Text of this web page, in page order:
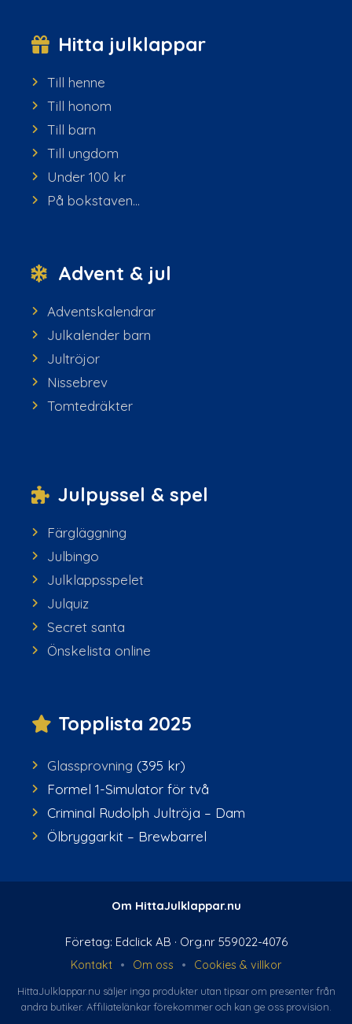
Hitta julklappar
Till henne
Till honom
Till barn
Till ungdom
Under 100 kr
På bokstaven...
Advent & jul
Adventskalendrar
Julkalender barn
Jultröjor
Nissebrev
Tomtedräkter
Julpyssel & spel
Färgläggning
Julbingo
Julklappsspelet
Julquiz
Secret santa
Önskelista online
Topplista 2025
Glassprovning (395 kr)
Formel 1-Simulator för två
Criminal Rudolph Jultröja – Dam
Ölbryggarkit – Brewbarrel
Om HittaJulklappar.nu
Företag: Edclick AB · Org.nr 559022-4076
Kontakt • Om oss • Cookies & villkor
HittaJulklappar.nu säljer inga produkter utan tipsar om presenter från
andra butiker. Affiliate­länkar förekommer och kan ge oss provision.